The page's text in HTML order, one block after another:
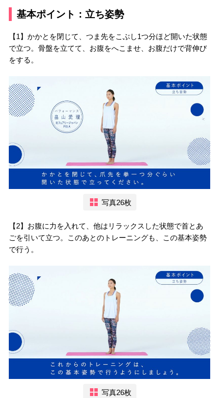
基本ポイント：立ち姿勢
【1】かかとを閉じて、つま先をこぶし1つ分ほど開いた状態
で立つ。骨盤を立てて、お腹をへこませ、お腹だけで背伸び
をする。
写真26枚
【2】お腹に力を入れて、他はリラックスした状態で首とあ
ごを引いて立つ。このあとのトレーニングも、この基本姿勢
で行う。
写真26枚